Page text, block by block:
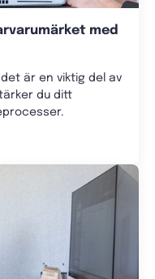
med
är en viktig del av
du ditt